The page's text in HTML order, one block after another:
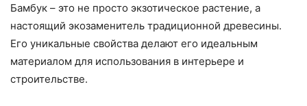
Бамбук – это не просто экзотическое растение, а
настоящий экозаменитель традиционной древесины.
Его уникальные свойства делают его идеальным
материалом для использования в интерьере и
строительстве.